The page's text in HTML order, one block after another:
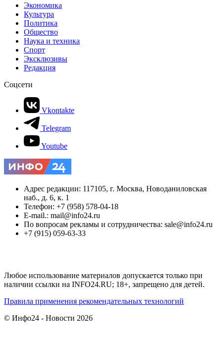
Экономика
Культура
Политика
Общество
Наука и техника
Спорт
Эксклюзивы
Редакция
Соцсети
Vkontakte
Telegram
Youtube
Адрес редакции: 117105, г. Москва, Новоданиловская
наб., д. 6, к. 1
Телефон: +7 (958) 578-04-18
E-mail.: mail@info24.ru
По вопросам рекламы и сотрудничества: sale@info24.ru
+7 (915) 059-63-33
Любое использование материалов допускается только при
наличии ссылки на INFO24.RU; 18+, запрещено для детей.
Правила применения рекомендательных технологий
© Инфо24 - Новости 2026